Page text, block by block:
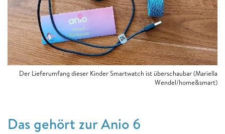
Der Lieferumfang dieser Kinder Smartwatch ist überschaubar (Mariella
Wendel/home&smart)
Das gehört zur Anio 6